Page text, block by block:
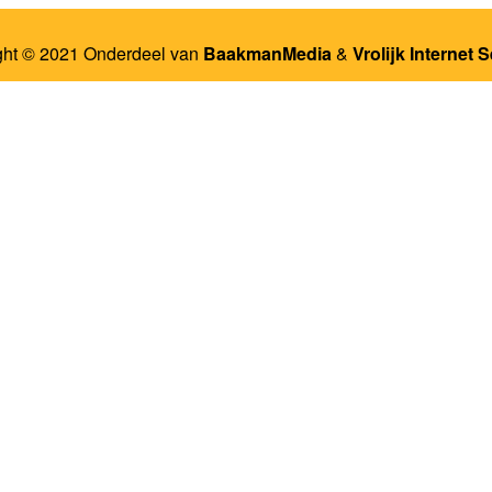
© 2021 Onderdeel van BaakmanMedia& Vrolijk Internet